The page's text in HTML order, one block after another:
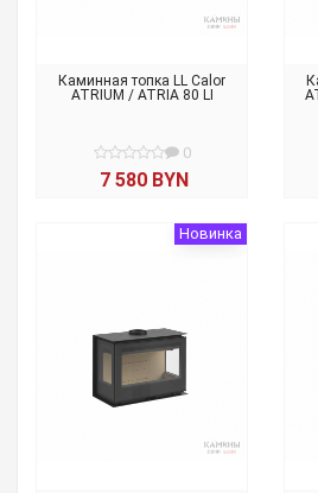
Каминная топка LL Calor
ATRIUM / ATRIA 80 LI
0
7 580 BYN
Новинка